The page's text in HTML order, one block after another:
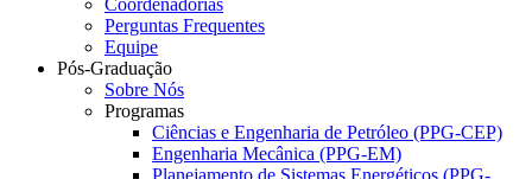
Coordenadorias
Perguntas Frequentes
Equipe
Pós-Graduação
Sobre Nós
Programas
Ciências e Engenharia de Petróleo (PPG-CEP)
Engenharia Mecânica (PPG-EM)
Planejamento de Sistemas Energéticos (PPG-